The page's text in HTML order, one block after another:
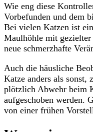
Wie eng diese
Vorbefunden und dem
Bei vielen Katzen ist
Maulhöhle mit
neue schmerzhafte
Auch die häusliche
Katze anders als sonst,
plötzlich Abwehr beim
aufgeschoben werden.
von einer frühen